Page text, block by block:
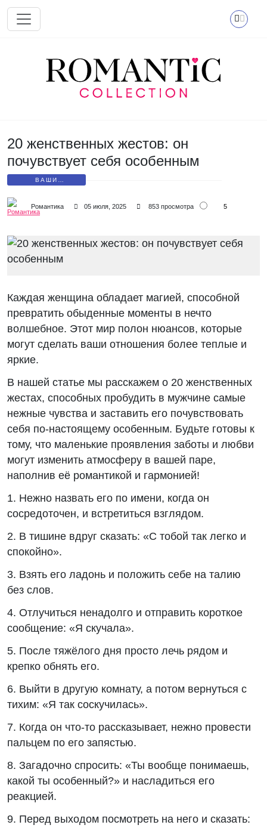
Перейти к основному содержанию
20 женственных жестов: он
почувствует себя особенным
ВАШИ
Романтика 05 июля, 2025 853 просмотра 5
Каждая женщина обладает магией, способной
превратить обыденные моменты в нечто
волшебное. Этот мир полон нюансов, которые
могут сделать ваши отношения более теплые и
яркие.
В нашей статье мы расскажем о 20 женственных
жестах, способных пробудить в мужчине самые
нежные чувства и заставить его почувствовать
себя по-настоящему особенным. Будьте готовы к
тому, что маленькие проявления заботы и любви
могут изменить атмосферу в вашей паре,
наполнив её романтикой и гармонией!
1. Нежно назвать его по имени, когда он
сосредоточен, и встретиться взглядом.
2. В тишине вдруг сказать: «С тобой так легко и
спокойно».
3. Взять его ладонь и положить себе на талию
без слов.
4. Отлучиться ненадолго и отправить короткое
сообщение: «Я скучала».
5. После тяжёлого дня просто лечь рядом и
крепко обнять его.
6. Выйти в другую комнату, а потом вернуться с
тихим: «Я так соскучилась».
7. Когда он что-то рассказывает, нежно провести
пальцем по его запястью.
8. Загадочно спросить: «Ты вообще понимаешь,
какой ты особенный?» и насладиться его
реакцией.
9. Перед выходом посмотреть на него и сказать: